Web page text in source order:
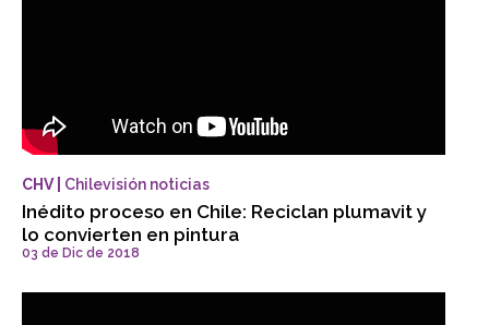
CHV | Chilevisión noticias
Inédito proceso en Chile: Reciclan plumavit y
lo convierten en pintura
03 de Dic de 2018